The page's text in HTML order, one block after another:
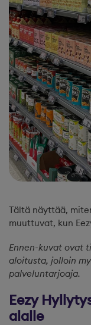
Tältä näyttää,
muuttuvat, kun
Ennen-kuvat ovat
aloitusta, jolloin
palveluntarjoaja.
Eezy
alalle